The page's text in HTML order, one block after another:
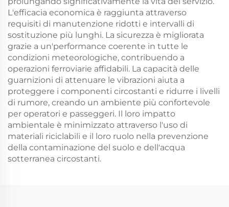
L'efficacia economica è raggiunta attraverso
requisiti di manutenzione ridotti e intervalli di
sostituzione più lunghi. La sicurezza è migliorata
grazie a un'performance coerente in tutte le
condizioni meteorologiche, contribuendo a
operazioni ferroviarie affidabili. La capacità delle
guarnizioni di attenuare le vibrazioni aiuta a
proteggere i componenti circostanti e ridurre i livelli
di rumore, creando un ambiente più confortevole
per operatori e passeggeri. Il loro impatto
ambientale è minimizzato attraverso l'uso di
materiali riciclabili e il loro ruolo nella prevenzione
della contaminazione del suolo e dell'acqua
sotterranea circostanti.